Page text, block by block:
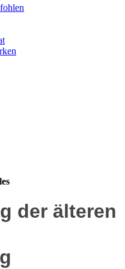
der älteren